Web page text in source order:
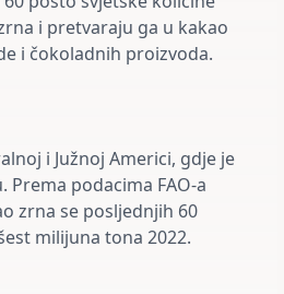
i pretvaraju ga u kakao
i čokoladnih proizvoda.
i Južnoj Americi, gdje je
podacima FAO-a
zrna se posljednjih 60
milijuna tona 2022.